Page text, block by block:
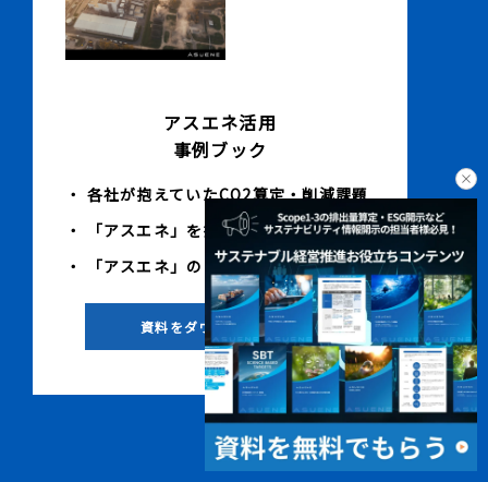
アスエネ活用
事例ブック
・ 各社が抱えていたCO2算定・削減課題
・ 「アスエネ」を採用した理由
・ 「アスエネ」の導入効果
資料をダウンロードする